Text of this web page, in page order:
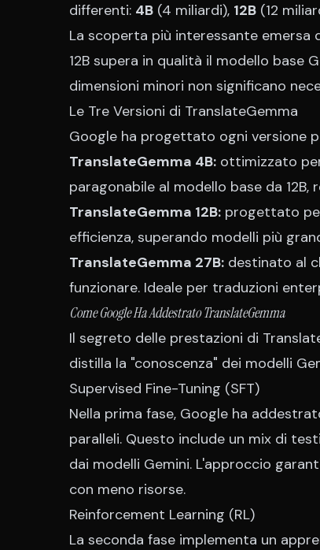
differenti: 4B (4 miliardi), 12B (12
La scoperta più interessante emersa
12B supera in qualità il modello base
dimensioni minori non significano
Le Tre Versioni di TranslateGemma
Google ha progettato ogni versione
TranslateGemma 4B: ottimizzato
paragonabile al modello base da
TranslateGemma 12B: progettato
efficienza, superando modelli più
TranslateGemma 27B: destinato al
funzionare. Ideale per traduzioni
Come Google Ha Addestrato TranslateGemma
Il segreto delle prestazioni di
distilla la "conoscenza" dei modelli
Supervised Fine-Tuning (SFT)
Nella prima fase, Google ha
paralleli. Questo include un mix di
dai modelli Gemini. L'approccio
con meno risorse.
Reinforcement Learning (RL)
La seconda fase implementa un